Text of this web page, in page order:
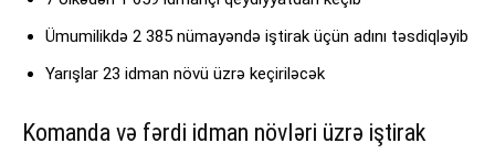
Ümumilikdə 2 385 nümayəndə iştirak üçün adını təsdiqləyib
Yarışlar 23 idman növü üzrə keçiriləcək
Komanda və fərdi idman növləri üzrə iştirak